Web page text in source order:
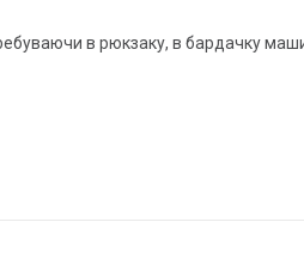
в рюкзаку, в бардачку